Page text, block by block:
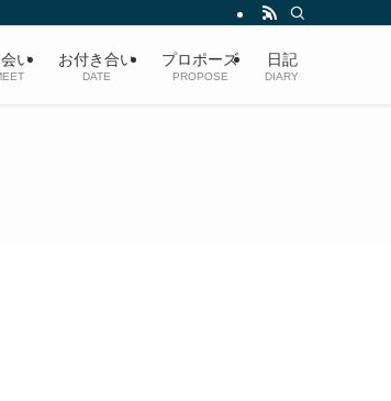
い お付き合い
DATE
プロポーズ
PROPOSE
日記
DIARY